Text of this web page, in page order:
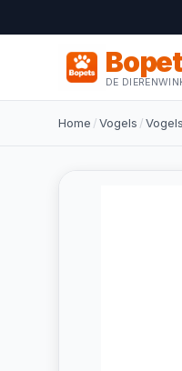
DE
Home /Vogels /